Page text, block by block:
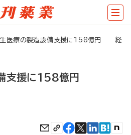
医療の製造設備支援に158億円 経
支援に158億円